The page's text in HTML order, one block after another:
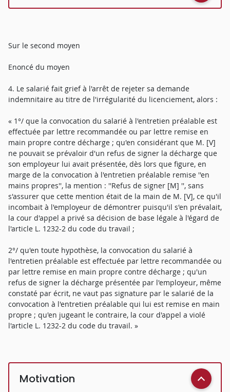
Sur le second moyen
Enoncé du moyen
4. Le salarié fait grief à l'arrêt de rejeter sa demande
indemnitaire au titre de l'irrégularité du licenciement, alors :
« 1°/ que la convocation du salarié à l'entretien préalable est
effectuée par lettre recommandée ou par lettre remise en
main propre contre décharge ; qu'en considérant que M. [V]
ne pouvait se prévaloir d'un refus de signer la décharge que
son employeur lui avait présentée, dès lors que figure, en
marge de la convocation à l'entretien préalable remise ''en
mains propres'', la mention : ''Refus de signer [M] '', sans
s'assurer que cette mention était de la main de M. [V], ce qu'il
incombait à l'employeur de démontrer puisqu'il s'en prévalait,
la cour d'appel a privé sa décision de base légale à l'égard de
l'article L. 1232-2 du code du travail ;
2°/ qu'en toute hypothèse, la convocation du salarié à
l'entretien préalable est effectuée par lettre recommandée ou
par lettre remise en main propre contre décharge ; qu'un
refus de signer la décharge présentée par l'employeur, même
constaté par écrit, ne vaut pas signature par le salarié de la
convocation à l'entretien préalable qui lui est remise en main
propre ; qu'en jugeant le contraire, la cour d'appel a violé
l'article L. 1232-2 du code du travail. »
Motivation